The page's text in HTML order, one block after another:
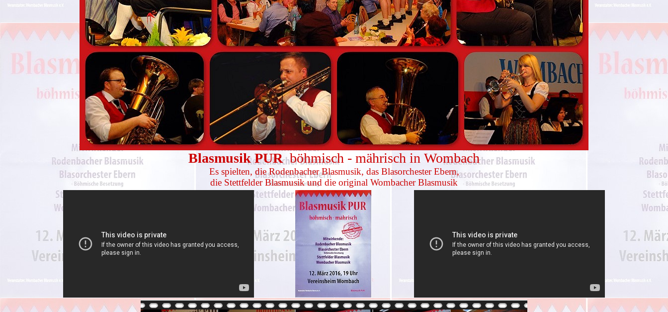
Blasmusik PUR böhmisch - mährisch in Wombach
Es spielten, die Rodenbacher Blasmusik, das Blasorchester Ebern,
die Stettfelder Blasmusik und die original Wombacher Blasmusik